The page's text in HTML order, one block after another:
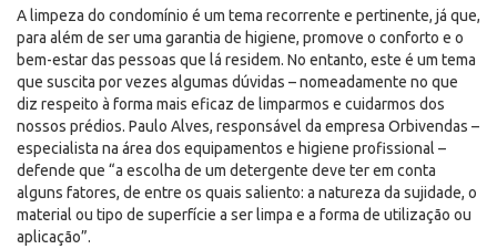
A limpeza do condomínio é um tema recorrente e pertinente, já que,
para além de ser uma garantia de higiene, promove o conforto e o
bem-estar das pessoas que lá residem. No entanto, este é um tema
que suscita por vezes algumas dúvidas – nomeadamente no que
diz respeito à forma mais eficaz de limparmos e cuidarmos dos
nossos prédios. Paulo Alves, responsável da empresa Orbivendas –
especialista na área dos equipamentos e higiene profissional –
defende que “a escolha de um detergente deve ter em conta
alguns fatores, de entre os quais saliento: a natureza da sujidade, o
material ou tipo de superfície a ser limpa e a forma de utilização ou
aplicação”.